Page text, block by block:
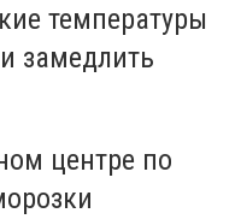
температуры
замедлить
центре по